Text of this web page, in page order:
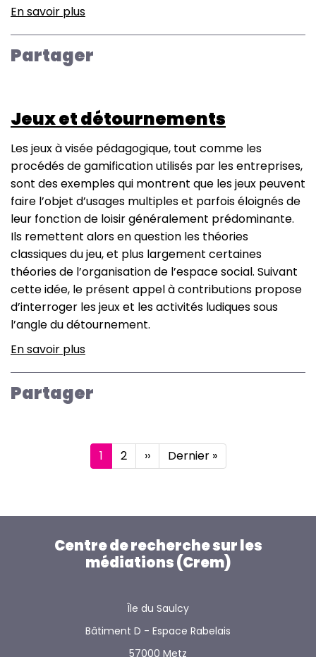
En savoir plus
jeu,
«
et
faits
religieux
»
Partager
Jeux et détournements
Les jeux à visée pédagogique, tout comme les
procédés de gamification utilisés par les entreprises,
sont des exemples qui montrent que les jeux peuvent
faire l’objet d’usages multiples et parfois éloignés de
leur fonction de loisir généralement prédominante.
Ils remettent alors en question les théories
classiques du jeu, et plus largement certaines
théories de l’organisation de l’espace social. Suivant
cette idée, le présent appel à contributions propose
d’interroger les jeux et les activités ludiques sous
l’angle du détournement.
En savoir plus
détournements
Partager
Page
courante
1 Page
2
Page
suivante
››
Dernière
page
Dernier »
Centre de recherche sur les
médiations (Crem)
Île du Saulcy
Bâtiment D - Espace Rabelais
57000 Metz